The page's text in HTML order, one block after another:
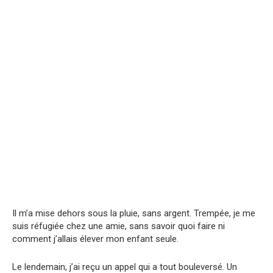
Il m’a mise dehors sous la pluie, sans argent. Trempée, je me
suis réfugiée chez une amie, sans savoir quoi faire ni
comment j’allais élever mon enfant seule.
Le lendemain, j’ai reçu un appel qui a tout bouleversé. Un